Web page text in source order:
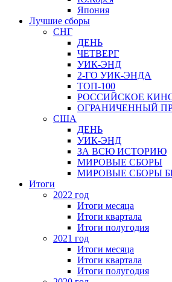
Япония
Лучшие сборы
СНГ
ДЕНЬ
ЧЕТВЕРГ
УИК-ЭНД
2-ГО УИК-ЭНДА
ТОП-100
РОССИЙСКОЕ
ОГРАНИЧЕННЫЙ
США
ДЕНЬ
УИК-ЭНД
ЗА ВСЮ ИСТОРИЮ
МИРОВЫЕ СБОРЫ
МИРОВЫЕ СБОРЫ
Итоги
2022 год
Итоги месяца
Итоги квартала
Итоги полугодия
2021 год
Итоги месяца
Итоги квартала
Итоги полугодия